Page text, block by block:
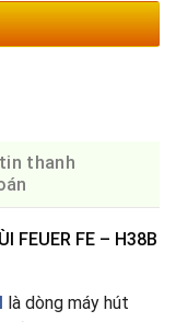
thanh
FEUER FE – H38B
là dòng máy hút